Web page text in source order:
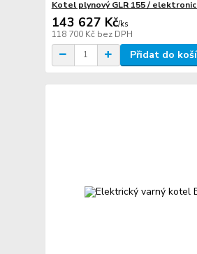
Kotel plynový GLR 155 /
143 627 Kč/ks
118 700 Kč bez DPH
Přidat do